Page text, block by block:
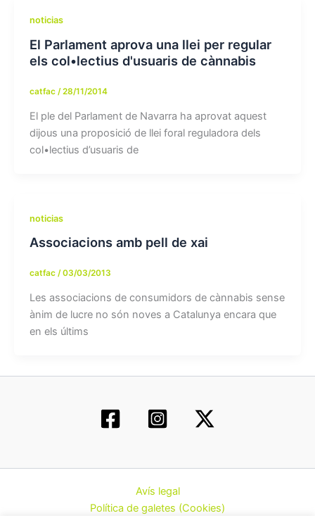
noticias
El Parlament aprova una llei per regular
els col•lectius d'usuaris de cànnabis
catfac /28/11/2014
El ple del Parlament de Navarra ha aprovat aquest
dijous una proposició de llei foral reguladora dels
col•lectius d’usuaris de
noticias
Associacions amb pell de xai
catfac /03/03/2013
Les associacions de consumidors de cànnabis sense
ànim de lucre no són noves a Catalunya encara que
en els últims
Avís legal
Política de galetes (Cookies)